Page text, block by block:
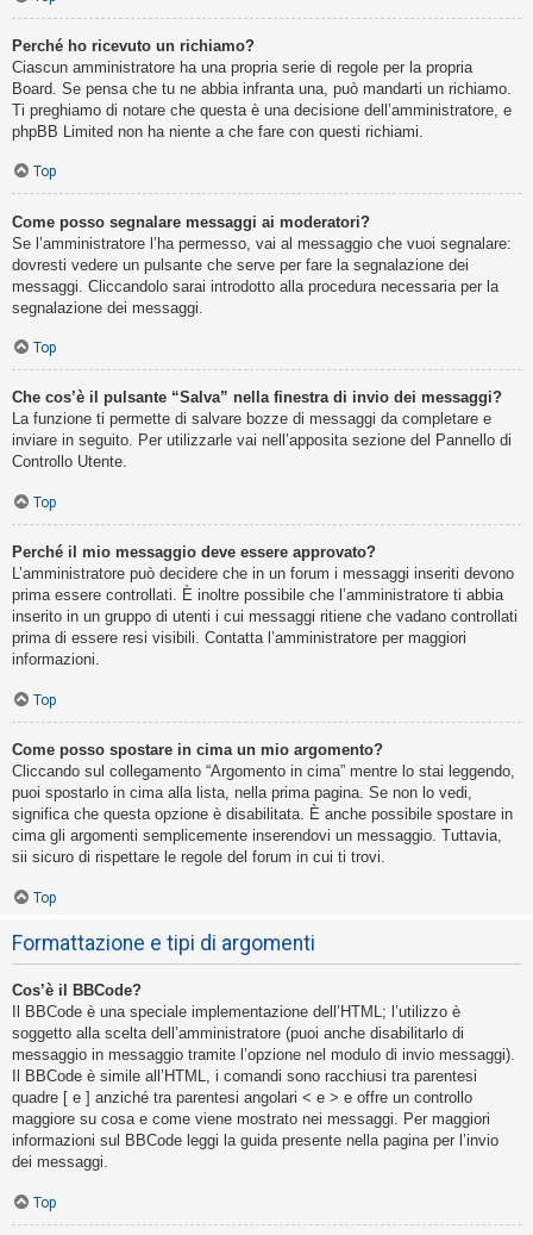
Perché ho ricevuto un richiamo?
Ciascun amministratore ha una propria serie di regole per la propria
Board. Se pensa che tu ne abbia infranta una, può mandarti un richiamo.
Ti preghiamo di notare che questa è una decisione dell’amministratore, e
phpBB Limited non ha niente a che fare con questi richiami.
Top
Come posso segnalare messaggi ai moderatori?
Se l’amministratore l’ha permesso, vai al messaggio che vuoi segnalare:
dovresti vedere un pulsante che serve per fare la segnalazione dei
messaggi. Cliccandolo sarai introdotto alla procedura necessaria per la
segnalazione dei messaggi.
Top
Che cos’è il pulsante “Salva” nella finestra di invio dei messaggi?
La funzione ti permette di salvare bozze di messaggi da completare e
inviare in seguito. Per utilizzarle vai nell’apposita sezione del Pannello di
Controllo Utente.
Top
Perché il mio messaggio deve essere approvato?
L’amministratore può decidere che in un forum i messaggi inseriti devono
prima essere controllati. È inoltre possibile che l’amministratore ti abbia
inserito in un gruppo di utenti i cui messaggi ritiene che vadano controllati
prima di essere resi visibili. Contatta l’amministratore per maggiori
informazioni.
Top
Come posso spostare in cima un mio argomento?
Cliccando sul collegamento “Argomento in cima” mentre lo stai leggendo,
puoi spostarlo in cima alla lista, nella prima pagina. Se non lo vedi,
significa che questa opzione è disabilitata. È anche possibile spostare in
cima gli argomenti semplicemente inserendovi un messaggio. Tuttavia,
sii sicuro di rispettare le regole del forum in cui ti trovi.
Top
Formattazione e tipi di argomenti
Cos’è il BBCode?
Il BBCode è una speciale implementazione dell’HTML; l’utilizzo è
soggetto alla scelta dell’amministratore (puoi anche disabilitarlo di
messaggio in messaggio tramite l’opzione nel modulo di invio messaggi).
Il BBCode è simile all’HTML, i comandi sono racchiusi tra parentesi
quadre [ e ] anziché tra parentesi angolari < e > e offre un controllo
maggiore su cosa e come viene mostrato nei messaggi. Per maggiori
informazioni sul BBCode leggi la guida presente nella pagina per l’invio
dei messaggi.
Top